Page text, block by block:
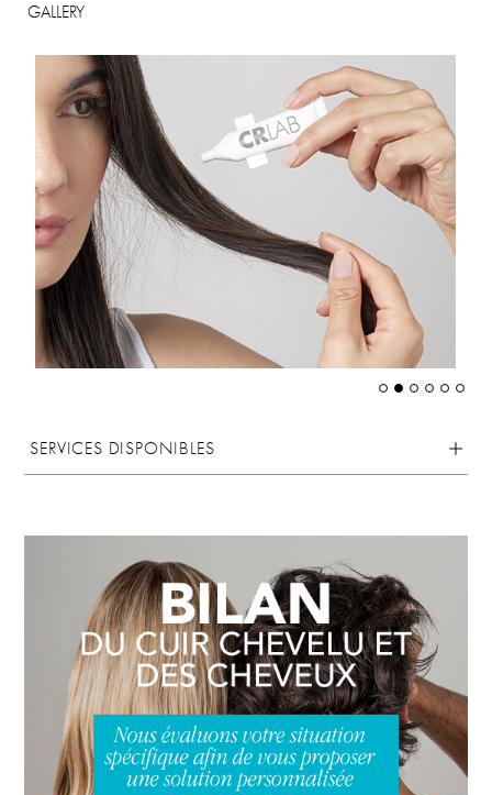
GALLERY
SERVICES DISPONIBLES